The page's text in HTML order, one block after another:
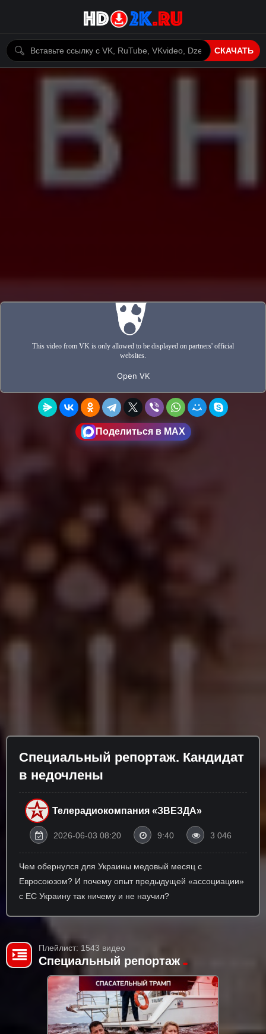
СКАЧАТЬ
Поделиться в MAX
Специальный репортаж. Кандидат
в недочлены
Телерадиокомпания «ЗВЕЗДА»
2026-06-03 08:20 9:40 3 046
Чем обернулся для Украины медовый месяц с
Евросоюзом? И почему опыт предыдущей «ассоциации»
с ЕС Украину так ничему и не научил?
Плейлист: 1543 видео
Специальный репортаж